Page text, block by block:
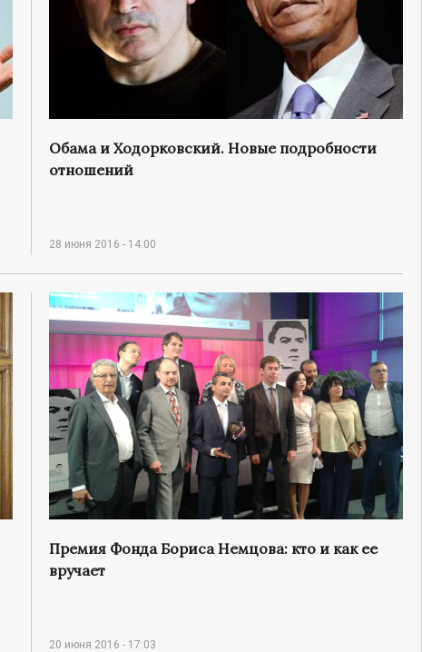
Обама и Ходорковский. Новые подробности
отношений
28 июня 2016 - 14:00
Премия Фонда Бориса Немцова: кто и как ее
вручает
20 июня 2016 - 17:03